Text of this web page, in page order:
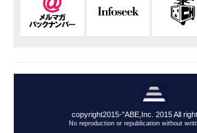
copyright2015-"ABE,Inc. 2015 All
No reproduction or republication without